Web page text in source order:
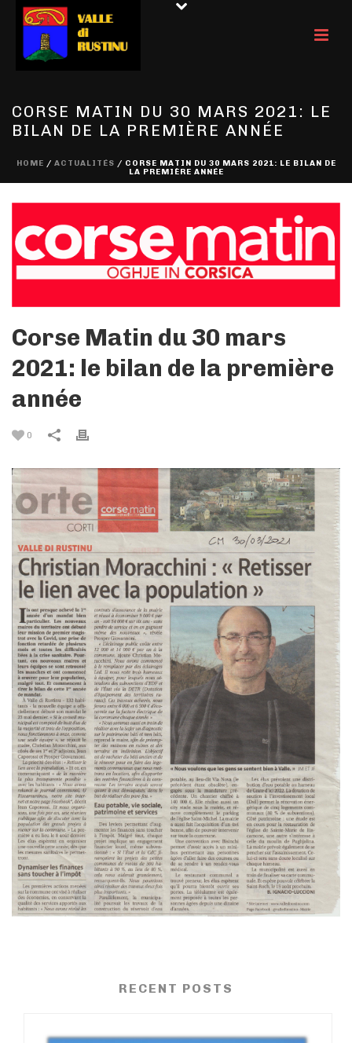
CORSE MATIN DU 30 MARS 2021: LE
BILAN DE LA PREMIÈRE ANNÉE
HOME / ACTUALITÉS / CORSE MATIN DU 30 MARS 2021: LE BILAN DE
LA PREMIÈRE ANNÉE
Corse Matin du 30 mars
2021: le bilan de la première
année
0
RECENT POSTS